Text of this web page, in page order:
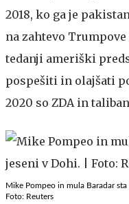
2018, ko ga je
na zahtevo
tedanji ameriški
pospešiti in olajšati
2020 so ZDA in
Mike Pompeo in mula Baradar
Foto: Reuters